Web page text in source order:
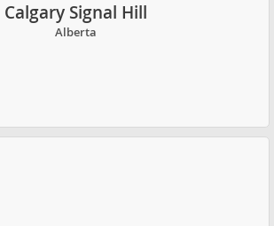
Calgary Signal Hill
Alberta